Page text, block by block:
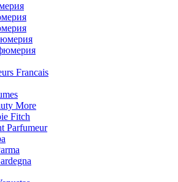
Francais
More
Fitch
Parfumeur